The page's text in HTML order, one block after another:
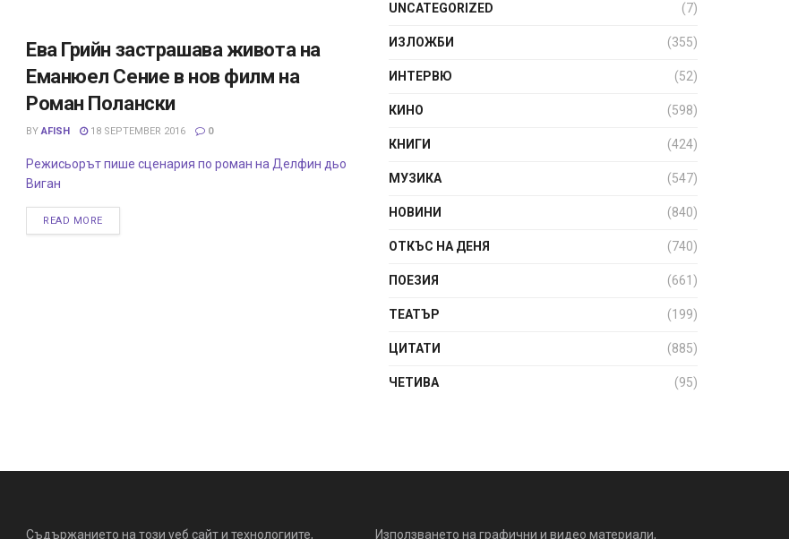
Ева Грийн застрашава живота на
Еманюел Сение в нов филм на
Роман Полански
BY AFISH 18 SEPTEMBER 2016 0
Режисьорът пише сценария по роман на Делфин дьо
Виган
READ MORE
UNCATEGORIZED (7)
ИЗЛОЖБИ (355)
ИНТЕРВЮ (52)
КИНО (598)
КНИГИ (424)
МУЗИКА (547)
НОВИНИ (840)
ОТКЪС НА ДЕНЯ (740)
ПОЕЗИЯ (661)
ТЕАТЪР (199)
ЦИТАТИ (885)
ЧЕТИВА (95)
Съдържанието на този уеб сайт и технологиите, Използването на графични и видео материали,